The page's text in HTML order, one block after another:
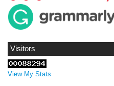
Visitors
View My Stats